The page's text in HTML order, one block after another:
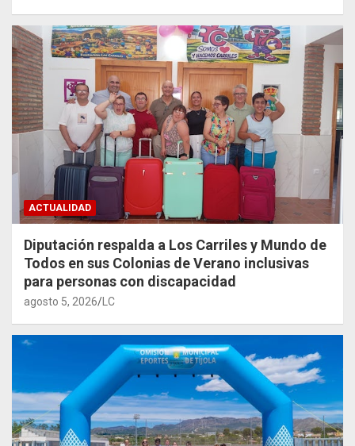
ACTUALIDAD
Diputación respalda a Los Carriles y Mundo de
Todos en sus Colonias de Verano inclusivas
para personas con discapacidad
agosto 5, 2026 LC